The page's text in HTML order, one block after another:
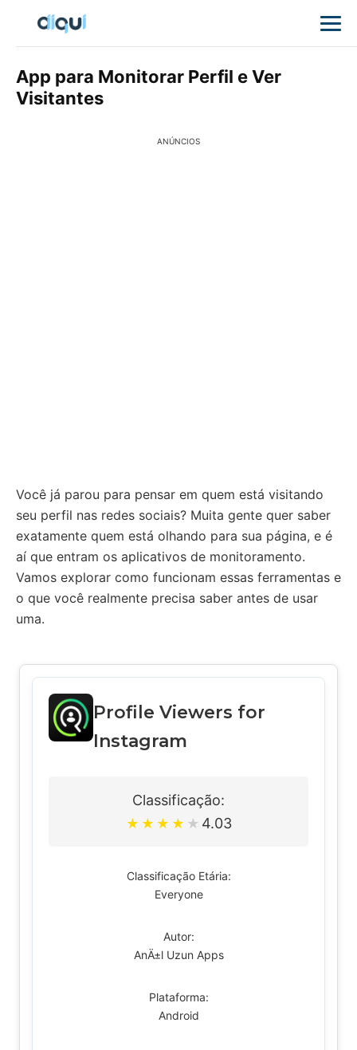
App para Monitorar Perfil e Ver
Visitantes
ANÚNCIOS
Você já parou para pensar em quem está visitando
seu perfil nas redes sociais? Muita gente quer saber
exatamente quem está olhando para sua página, e é
aí que entram os aplicativos de monitoramento.
Vamos explorar como funcionam essas ferramentas e
o que você realmente precisa saber antes de usar
uma.
Profile Viewers for
Instagram
Classificação:
★ ★ ★ ★ ★ 4.03
Classificação Etária:
Everyone
Autor:
AnÄ±l Uzun Apps
Plataforma:
Android